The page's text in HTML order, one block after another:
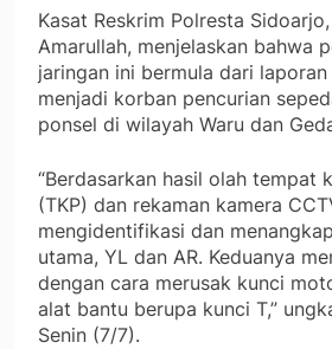
Kasat Reskrim Polresta
Amarullah, menjelaskan bahwa
jaringan ini bermula dari
menjadi korban pencurian
ponsel di wilayah Waru dan
“Berdasarkan hasil olah tempat
(TKP) dan rekaman kamera
mengidentifikasi dan
utama, YL dan AR. Keduanya
dengan cara merusak kunci
alat bantu berupa kunci T,”
Senin (7/7).